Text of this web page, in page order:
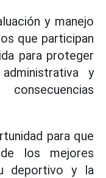
y manejo
que participan
para proteger
y
para que
los mejores
deportivo y la